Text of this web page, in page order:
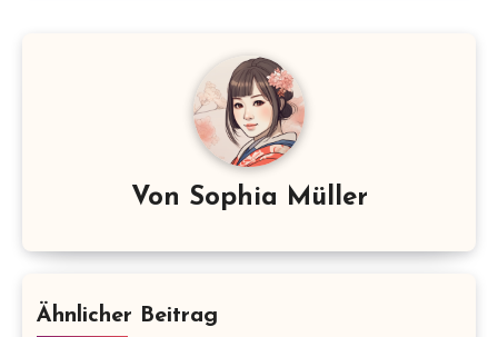
Von Sophia Müller
Ähnlicher Beitrag